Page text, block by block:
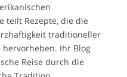
teilt Rezepte, die die
traditioneller
Ihr Blog
Reise durch die